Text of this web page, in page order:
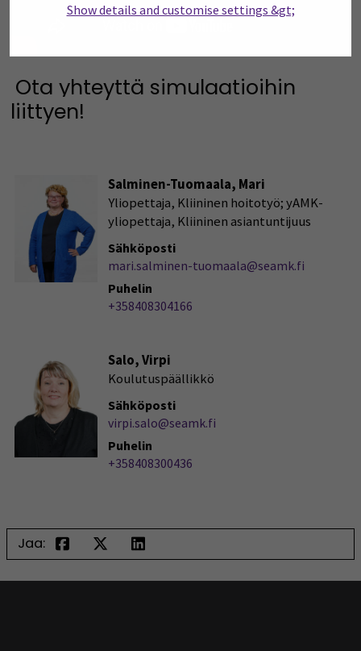
Show details and customise settings &gt;
Ota yhteyttä simulaatioihin
liittyen!
Salminen-Tuomaala, Mari
Yliopettaja, Kliininen hoitotyö; yAMK-
yliopettaja, Kliininen asiantuntijuus
Sähköposti
mari.salminen-tuomaala@seamk.fi
Puhelin
+358408304166
Salo, Virpi
Koulutuspäällikkö
Sähköposti
virpi.salo@seamk.fi
Puhelin
+358408300436
Jaa: